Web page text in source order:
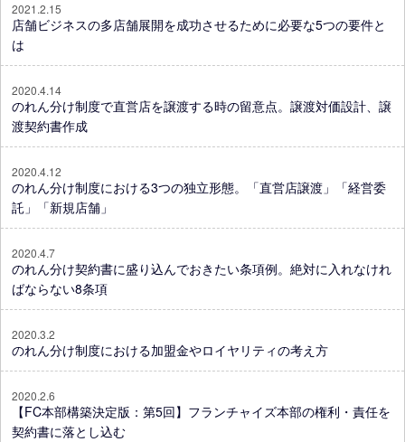
2021.2.15
店舗ビジネスの多店舗展開を成功させるために必要な5つの要件と
は
2020.4.14
のれん分け制度で直営店を譲渡する時の留意点。譲渡対価設計、譲
渡契約書作成
2020.4.12
のれん分け制度における3つの独立形態。「直営店譲渡」「経営委
託」「新規店舗」
2020.4.7
のれん分け契約書に盛り込んでおきたい条項例。絶対に入れなけれ
ばならない8条項
2020.3.2
のれん分け制度における加盟金やロイヤリティの考え方
2020.2.6
【FC本部構築決定版：第5回】フランチャイズ本部の権利・責任を
契約書に落とし込む